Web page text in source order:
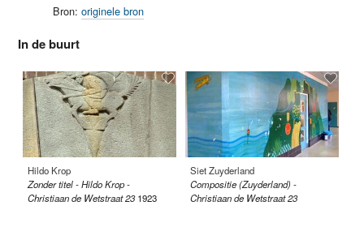
Bron: originele bron
In de buurt
Hildo Krop
Zonder titel - Hildo Krop -
Christiaan de Wetstraat 23 1923
Siet Zuyderland
Compositie (Zuyderland) -
Christiaan de Wetstraat 23